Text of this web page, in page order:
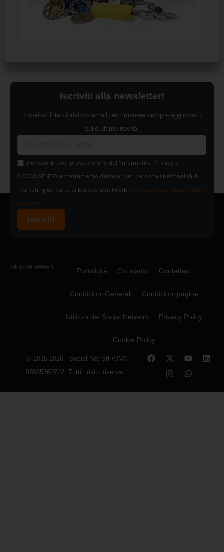
Iscriviti alla newsletter!
Inserisci il tuo indirizzo email per rimanere sempre aggiornato
sulle ultime novità.
Dichiaro di aver preso visione dell'Informativa Privacy e
ACCONSENTO al trattamento dei miei dati personali per finalità di
marketing da parte di Edilsocialnetwork (Per visionare la Privacy Policy
clicca qui).
Iscriviti
Pubblicità Chi siamo Contattaci
Condizioni Generali Condizioni pagine
Utilizzo del Social Network Privacy Policy
Cookie Policy
© 2015-2026 - Social Net Srl P.IVA
08065360722. Tutti i diritti riservati.